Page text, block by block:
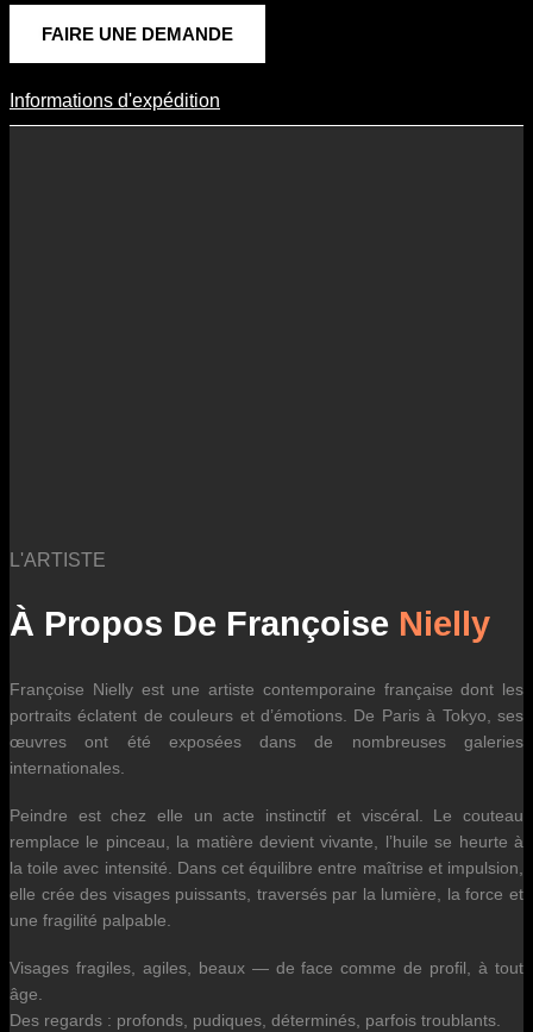
FAIRE UNE DEMANDE
Informations D'expédition
Informations d'expédition
L'ARTISTE
À Propos De Françoise Nielly
Françoise Nielly est une artiste contemporaine française dont les
portraits éclatent de couleurs et d’émotions. De Paris à Tokyo, ses
œuvres ont été exposées dans de nombreuses galeries
internationales.
Peindre est chez elle un acte instinctif et viscéral. Le couteau
remplace le pinceau, la matière devient vivante, l’huile se heurte à
la toile avec intensité. Dans cet équilibre entre maîtrise et impulsion,
elle crée des visages puissants, traversés par la lumière, la force et
une fragilité palpable.
Visages fragiles, agiles, beaux — de face comme de profil, à tout
âge.
Des regards : profonds, pudiques, déterminés, parfois troublants.